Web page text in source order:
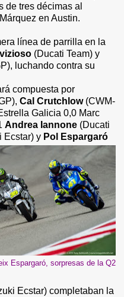
de tres décimas al
en Austin.
línea de parrilla en la
(Ducati Team) y
luchando contra su
compuesta por
Cal Crutchlow(CWM-
Galicia 0,0 Marc
Andrea Iannone (Ducati
Espargaró, sorpresas de la Q2
Ecstar) y Pol Espargaró
Ecstar) completaban la